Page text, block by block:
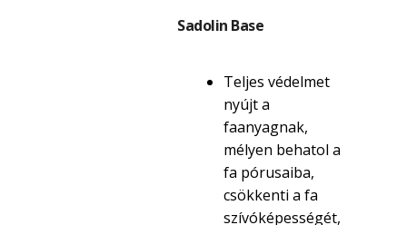
Sadolin Base
Teljes védelmet
nyújt a
faanyagnak,
mélyen behatol a
fa pórusaiba,
csökkenti a fa
szívóképességét,